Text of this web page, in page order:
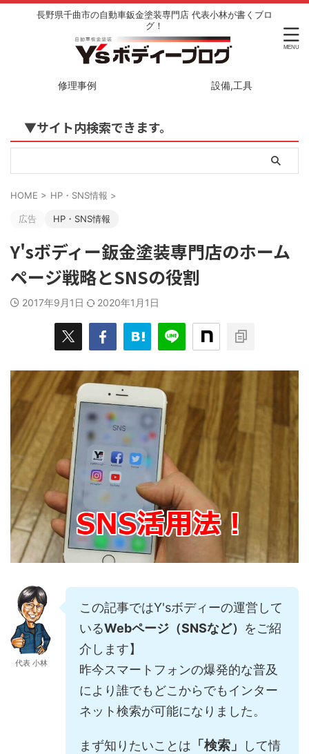
長野県千曲市の自動車鈑金塗装専門店 代表小林が書くブロ
グ！
修理事例 設備,工具
▼サイト内検索できます。
HOME > HP・SNS情報 >
広告 HP・SNS情報
Y'sボディー鈑金塗装専門店のホーム
ページ戦略とSNSの役割
2017年9月1日 2020年1月1日
代表 小林
この記事ではY'sボディーの運営して
いるWebページ（SNSなど） をご紹
介します】
昨今スマートフォンの爆発的な普及
により誰でもどこからでもインター
ネット検索が可能になりました。
まず知りたいことは 「検索」
して情